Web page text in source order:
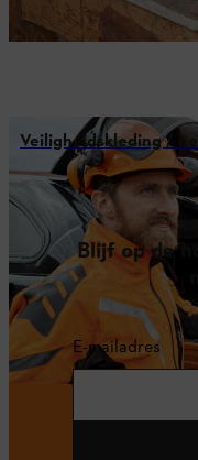
Veiligheidskleding /
Blijf op de
E-mailadres